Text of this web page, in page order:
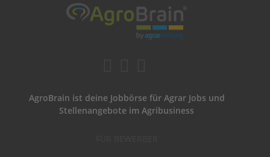
AgroBrain ist deine Jobbörse für Agrar Jobs und
Stellenangebote im Agribusiness